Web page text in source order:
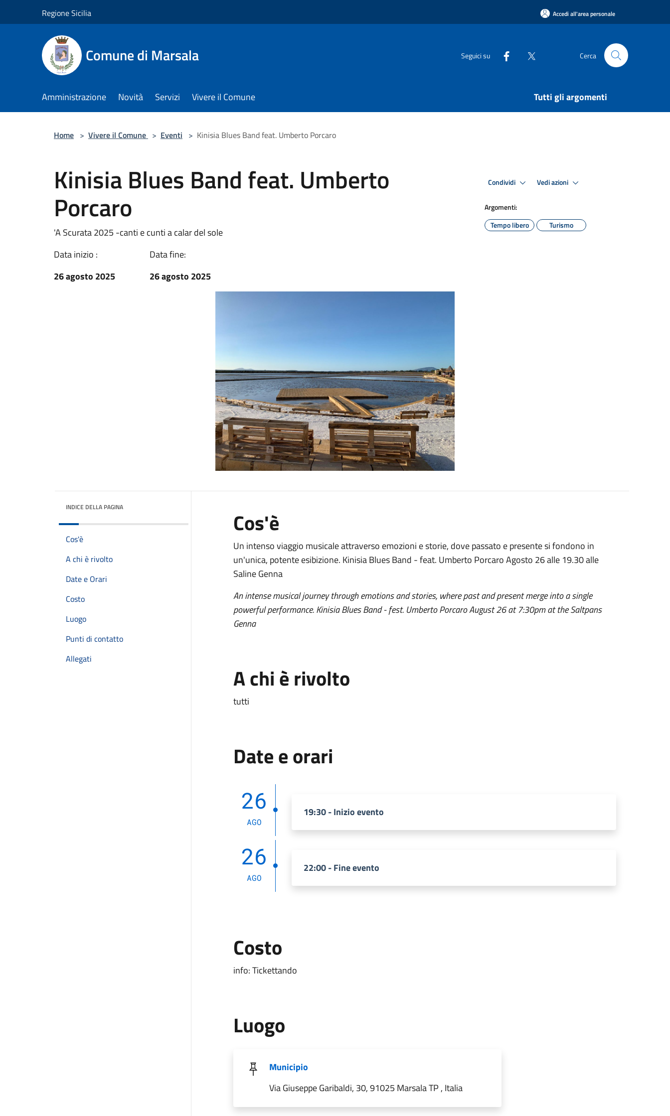
Regione Sicilia Accedi all'area personale
Comune di Marsala Seguici su Cerca
Amministrazione Novità Servizi Vivere il Comune Tutti gli argomenti
Home > Vivere il Comune > Eventi > Kinisia Blues Band feat. Umberto Porcaro
Kinisia Blues Band feat. Umberto
Porcaro
'A Scurata 2025 -canti e cunti a calar del sole
Data inizio :
26 agosto 2025
Data fine:
26 agosto 2025
Condividi Vedi azioni
Argomenti:
Tempo libero
Turismo
INDICE DELLA PAGINA
Cos'è
A chi è rivolto
Date e Orari
Costo
Luogo
Punti di contatto
Allegati
Cos'è
Un intenso viaggio musicale attraverso emozioni e storie, dove passato e presente si fondono in
un'unica, potente esibizione. Kinisia Blues Band - feat. Umberto Porcaro Agosto 26 alle 19.30 alle
Saline Genna
An intense musical journey through emotions and stories, where past and present merge into a single
powerful performance. Kinisia Blues Band - fest. Umberto Porcaro August 26 at 7:30pm at the Saltpans
Genna
A chi è rivolto
tutti
Date e orari
26
AGO
19:30 - Inizio evento
26
AGO
22:00 - Fine evento
Costo
info: Tickettando
Luogo
Municipio
Via Giuseppe Garibaldi, 30, 91025 Marsala TP , Italia